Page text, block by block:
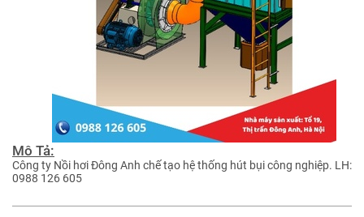
Mô Tả:
Công ty Nồi hơi Đông Anh chế tạo hệ thống hút bụi công nghiệp. LH:
0988 126 605